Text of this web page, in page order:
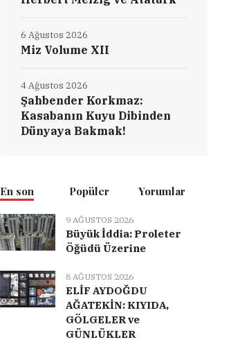
Miz Volume XII
6 Ağustos 2026
Şahbender Korkmaz:
Kasabanın Kuyu Dibinden
Dünyaya Bakmak!
4 Ağustos 2026
En son Popüler Yorumlar
9 AĞUSTOS 2026
Büyük İddia: Proleter
Öğüdü Üzerine
8 AĞUSTOS 2026
ELİF AYDOĞDU
AĞATEKİN: KIYIDA,
GÖLGELER ve
GÜNLÜKLER